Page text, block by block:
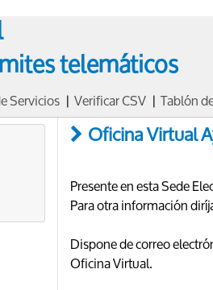
telemáticos
Servicios | Verificar CSV | Tablón
Oficina Virtual
Presente en esta Sede
Para otra información
Dispone de correo
Oficina Virtual.